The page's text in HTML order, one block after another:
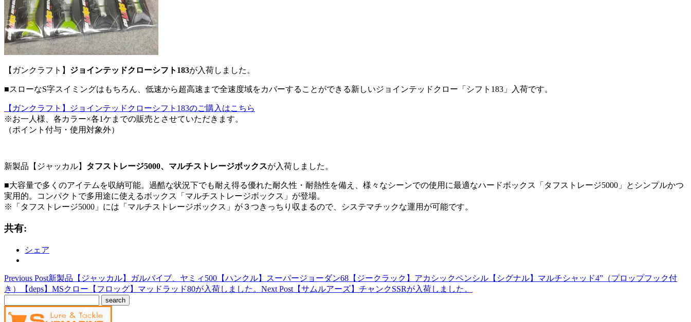
【ガンクラフト】 ジョインテッドクローシフト183が入荷しました。
■スローなS字スイミングはもちろん、低速から超高速まで全速度域をカバーすることができる新しいジョインテッドクロー「シフト183」入荷です。
【ガンクラフト】ジョインテッドクローシフト183のご購入はこちら
※お一人様、各カラー×各1ケまでの販売とさせていただきます。
（ポイント付与・使用対象外）
新製品【ジャッカル】 タフストレージ5000、マルチストレージボックスが入荷しました。
■大容量で多くのアイテムを収納可能。過酷な状況下でも耐え得る優れた耐久性・耐熱性を備え、様々なシーンでの使用に最適なハードボックス「タフストレージ5000」とシンプルかつ
実用的。コンパクトで多用途に使えるボックス「マルチストレージボックス」が登場。
※「タフストレージ5000」には「マルチストレージボックス」が３つきっちり収まるので、システマチックな運用が可能です。
共有:
シェア
Previous Post新製品【ジャッカル】ガルバイブ、ヤミィ500【ハンクル】スーパージョーダン68【ジークラック】アカシックペンシル【シグナル】マルチシャッド4”（プロップフック付
き）【deps】MSクロー【フロッグ】マッドラッド80が入荷しました。 Next Post 【サムルアーズ】チャンクSSRが入荷しました。